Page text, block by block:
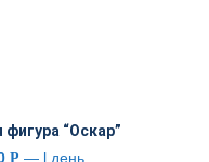
“Оскар”
Р — l день